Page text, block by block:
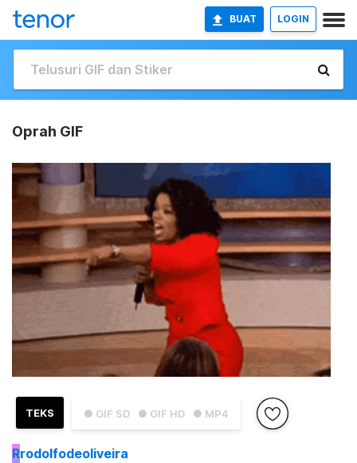
BUAT LOGIN
Oprah GIF
● GIF SD ● GIF HD ● MP4
TEKS
Rrodolfodeoliveira